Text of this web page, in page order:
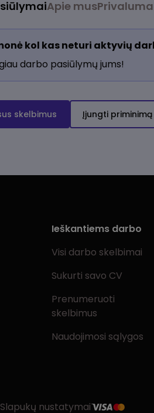
Apie mus
kol kas neturi aktyvių
darbo pasiūlymų jums!
skelbimus Įjungti priminimą
Ieškantiems darbo
Visi darbo skelbimai
Sukurti savo CV
Prenumeruoti
skelbimus
Naudojimosi sąlygos
Slapukų nustatymai